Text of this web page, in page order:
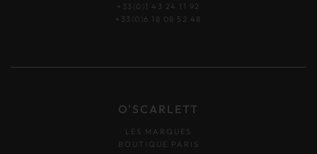
+33(0)1 43 24 11 92
+33(0)6 18 08 52 48
O'SCARLETT
LES MARQUES
BOUTIQUE PARIS